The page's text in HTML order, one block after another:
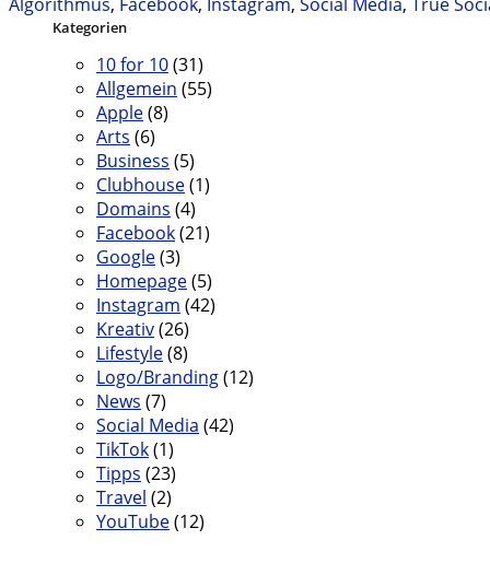
Kategorien
10 for 10(31)
Allgemein (55)
Apple(8)
Arts (6)
Business (5)
Clubhouse(1)
Domains (4)
Facebook(21)
Google(3)
Homepage(5)
Instagram (42)
Kreativ(26)
Lifestyle(8)
Logo/Branding(12)
News (7)
Social Media (42)
TikTok(1)
Tipps (23)
Travel (2)
YouTube(12)